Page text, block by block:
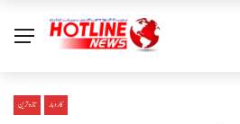
تازہ ترین کاروبار